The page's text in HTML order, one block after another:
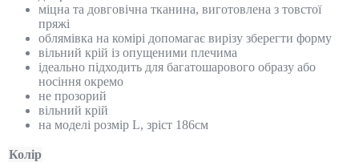
міцна та довговічна тканина, виготовлена з товстої
пряжі
облямівка на комірі допомагає вирізу зберегти форму
вільний крій із опущеними плечима
ідеально підходить для багатошарового образу або
носіння окремо
не прозорий
вільний крій
на моделі розмір L, зріст 186см
Колір